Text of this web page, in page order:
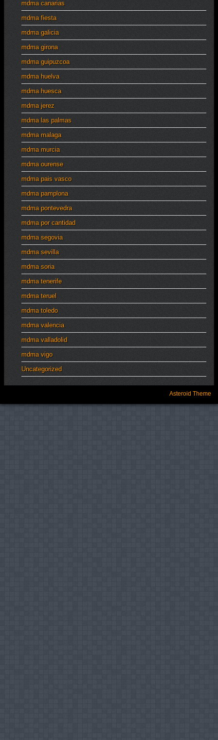
mdma canarias
mdma fiesta
mdma galicia
mdma girona
mdma guipuzcoa
mdma huelva
mdma huesca
mdma jerez
mdma las palmas
mdma malaga
mdma murcia
mdma ourense
mdma pais vasco
mdma pamplona
mdma pontevedra
mdma por cantidad
mdma segovia
mdma sevilla
mdma soria
mdma tenerife
mdma teruel
mdma toledo
mdma valencia
mdma valladolid
mdma vigo
Uncategorized
Asteroid Theme